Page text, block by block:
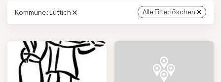
Gruppen und Reiseveranstalter
Preise ändern. Zögern Sie nicht, sich vor der
Veranstaltung bei ihnen zu erkundigen.
Ereignis
Kommune : Lüttich Alle Filter löschen